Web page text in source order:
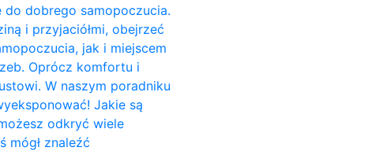
dobrego samopoczucia.
i przyjaciółmi, obejrzeć
jak i miejscem
Oprócz komfortu i
W naszym poradniku
Jakie są
odkryć wiele
mógł znaleźć